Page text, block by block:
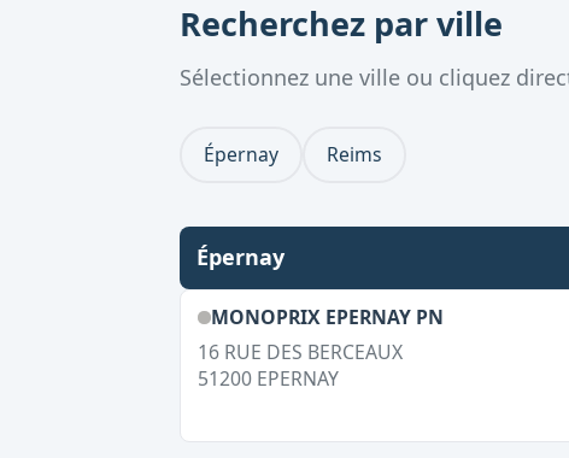
Recherchez par ville
Sélectionnez une ville ou cliquez
Épernay Reims
Épernay
MONOPRIX EPERNAY PN
16 RUE DES BERCEAUX
51200 EPERNAY